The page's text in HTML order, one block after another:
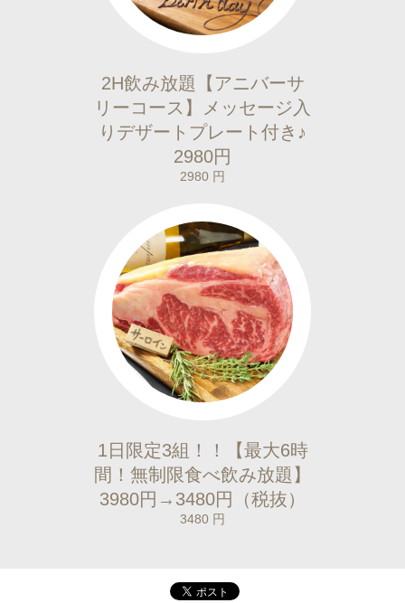
2H飲み放題【アニバーサ
リーコース】メッセージ入
りデザートプレート付き♪
2980円
2980 円
1日限定3組！！【最大6時
間！無制限食べ飲み放題】
3980円→3480円（税抜）
3480 円